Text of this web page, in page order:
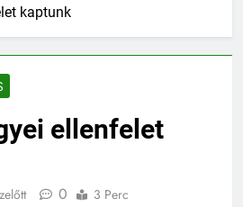
kaptunk
ellenfelet
0 3 Perc